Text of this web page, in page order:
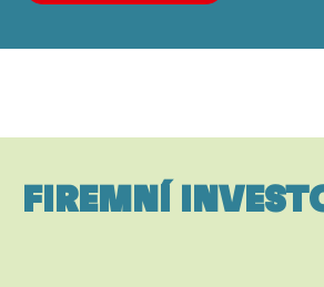
FIREMNÍ